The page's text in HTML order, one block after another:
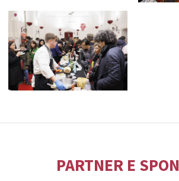
PARTNER E